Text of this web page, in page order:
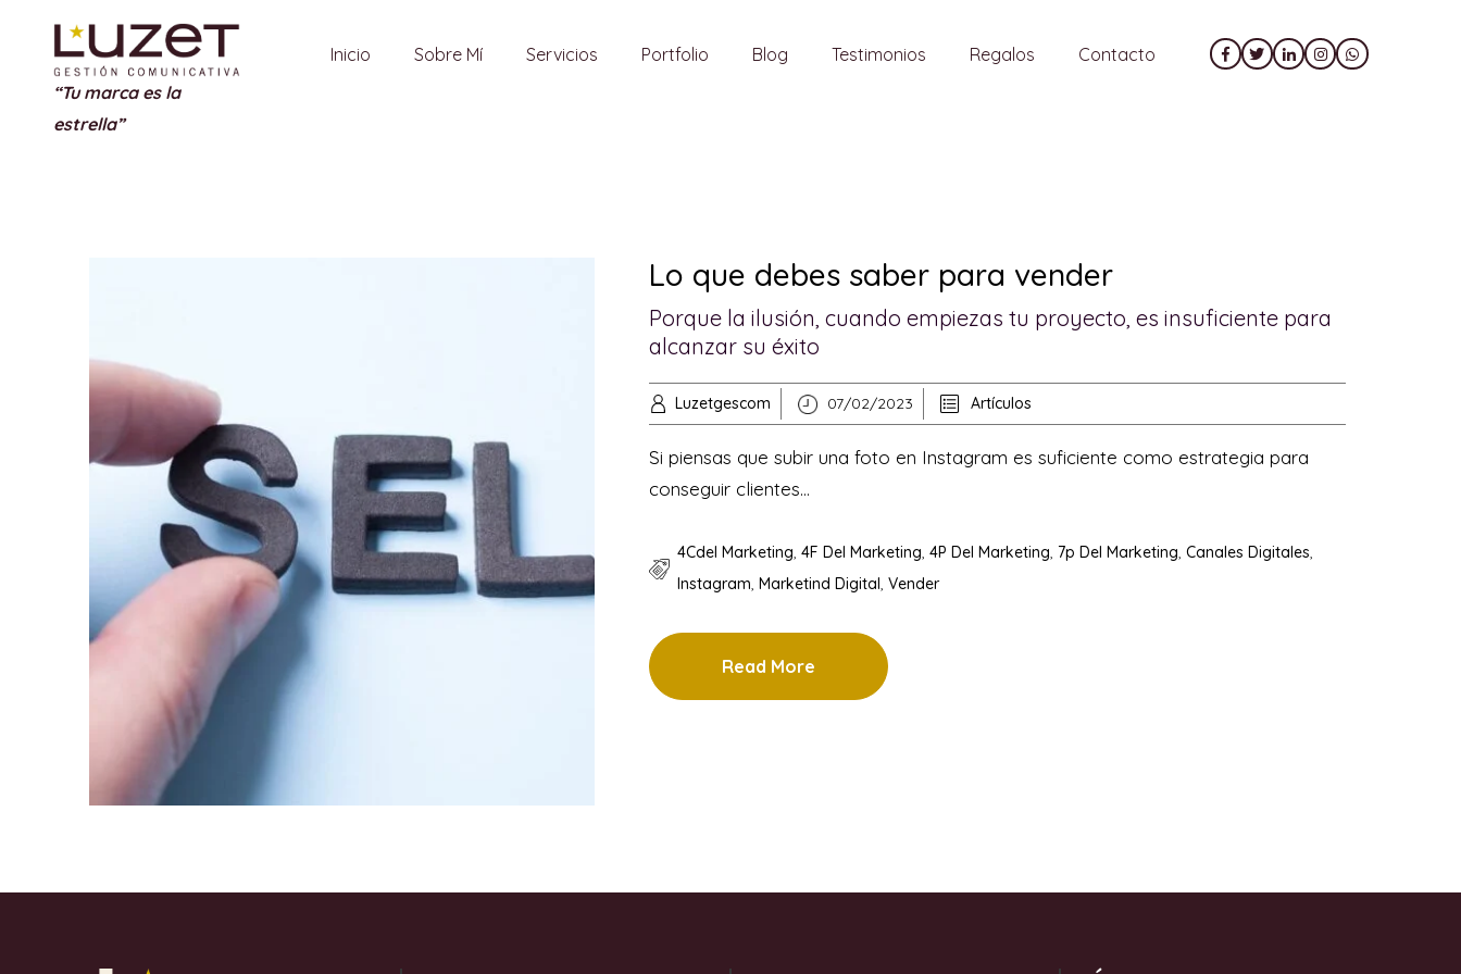
“Tu marca es la
estrella”
Inicio Sobre Mí Servicios Portfolio Blog Testimonios Regalos Contacto
Lo que debes saber para vender
Porque la ilusión, cuando empiezas tu proyecto, es insuficiente para
alcanzar su éxito
Luzetgescom 07/02/2023 Artículos
Si piensas que subir una foto en Instagram es suficiente como estrategia para
conseguir clientes…
4Cdel Marketing, 4F Del Marketing, 4P Del Marketing, 7p Del Marketing, Canales Digitales,
Instagram, Marketind Digital, Vender
Read More